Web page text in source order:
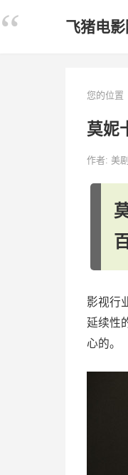
飞猪电
您的位置
莫妮
作者: 美
影视行
延续性
心的。